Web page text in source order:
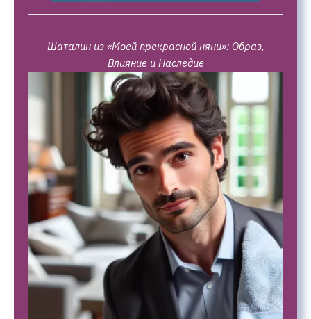
Шаталин из «Моей прекрасной няни»: Образ,
Влияние и Наследие